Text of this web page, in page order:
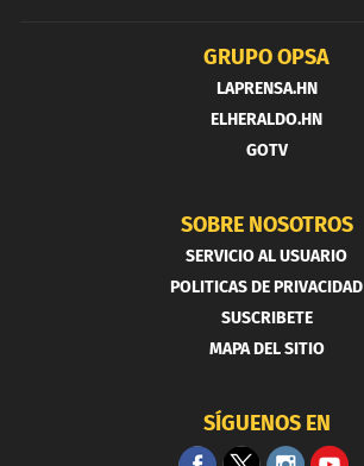
GRUPO OPSA
LAPRENSA.HN
ELHERALDO.HN
GOTV
SOBRE NOSOTROS
SERVICIO AL USUARIO
POLITICAS DE PRIVACIDAD
SUSCRIBETE
MAPA DEL SITIO
SÍGUENOS EN